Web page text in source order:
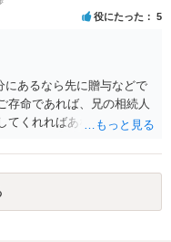
役にたった 5
にあるなら先に贈与などで
存命であれば、兄の相続人
てくれればあなた方兄弟及